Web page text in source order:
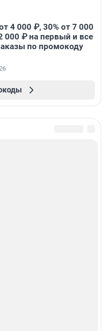
4 000 ₽, 30% от 7 000
000 ₽ на первый и все
по промокоду